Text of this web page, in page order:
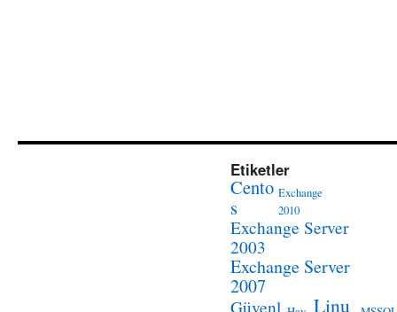
Etiketler
Cento
s
Exchange
2010
Exchange Server
2003
Exchange Server
2007
Güvenl
Linu